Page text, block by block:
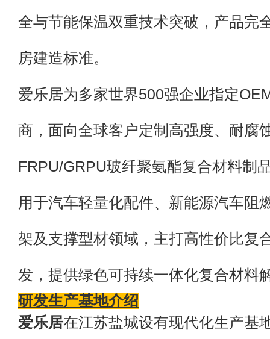
全与节能保温双重技术突破，产品完
房建造标准。
爱乐居为多家世界500强企业指定
商，面向全球客户定制高强度、耐腐
FRPU/GRPU玻纤聚氨酯复合材料制
用于汽车轻量化配件、新能源汽车阻
架及支撑型材领域，主打高性价比复
发，提供绿色可持续一体化复合材料
研发生产基地介绍
爱乐居在江苏盐城设有现代化生产基